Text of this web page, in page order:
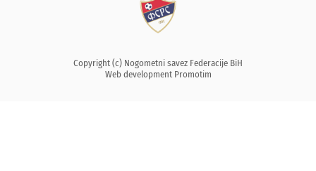
Copyright (c) Nogometni savez Federacije BiH
Web development Promotim